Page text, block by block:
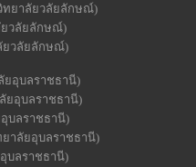
ยาลัยวลัยลักษณ์)
วลัยลักษณ์)
ยวลัยลักษณ์)
ยอุบลราชธานี)
ยอุบลราชธานี)
บลราชธานี)
าลัยอุบลราชธานี)
บลราชธานี)